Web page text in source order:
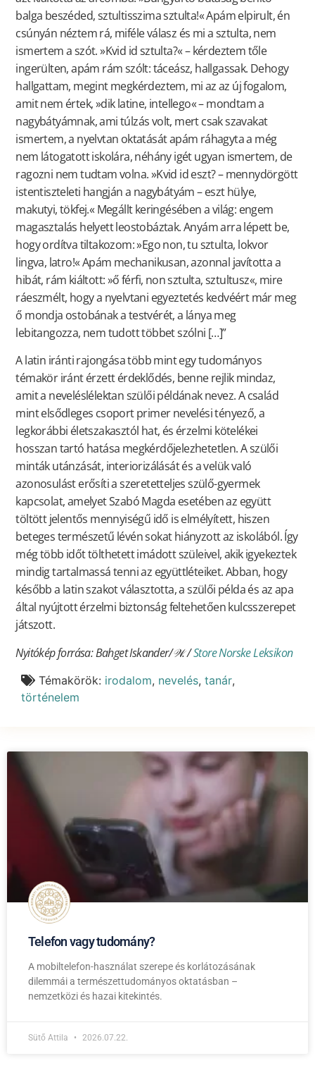
Telefon vagy tudomány?
A mobiltelefon-használat szerepe és korlátozásának
dilemmái a természettudományos oktatásban –
nemzetközi és hazai kitekintés.
Sütő Attila 2026.07.22.
balga beszéded, sztultisszima sztulta!« Apám elpirult, én
csúnyán néztem rá, miféle válasz és mi a sztulta, nem
ismertem a szót. »Kvid id sztulta?« – kérdeztem tőle
ingerülten, apám rám szólt: táceász, hallgassak. Dehogy
hallgattam, megint megkérdeztem, mi az az új fogalom,
amit nem értek, »dik latine, intellego« – mondtam a
nagybátyámnak, ami túlzás volt, mert csak szavakat
ismertem, a nyelvtan oktatását apám ráhagyta a még
nem látogatott iskolára, néhány igét ugyan ismertem, de
ragozni nem tudtam volna. »Kvid id eszt? – mennydörgött
istentiszteleti hangján a nagybátyám – eszt hülye,
makutyi, tökfej.« Megállt keringésében a világ: engem
magasztalás helyett leostobáztak. Anyám arra lépett be,
hogy ordítva tiltakozom: »Ego non, tu sztulta, lokvor
lingva, latro!« Apám mechanikusan, azonnal javította a
hibát, rám kiáltott: »ő férfi, non sztulta, sztultusz«, mire
ráeszmélt, hogy a nyelvtani egyeztetés kedvéért már meg
ő mondja ostobának a testvérét, a lánya meg
lebitangozza, nem tudott többet szólni […]”
A latin iránti rajongása több mint egy tudományos
témakör iránt érzett érdeklődés, benne rejlik mindaz,
amit a neveléslélektan szülői példának nevez. A család
mint elsődleges csoport primer nevelési tényező, a
legkorábbi életszakasztól hat, és érzelmi kötelékei
hosszan tartó hatása megkérdőjelezhetetlen. A szülői
minták utánzását, interiorizálását és a velük való
azonosulást erősíti a szeretetteljes szülő-gyermek
kapcsolat, amelyet Szabó Magda esetében az együtt
töltött jelentős mennyiségű idő is elmélyített, hiszen
beteges természetű lévén sokat hiányzott az iskolából. Így
még több időt tölthetett imádott szüleivel, akik igyekeztek
mindig tartalmassá tenni az együttléteiket. Abban, hogy
később a latin szakot választotta, a szülői példa és az apa
által nyújtott érzelmi biztonság feltehetően kulcsszerepet
játszott.
Nyitókép forrása: Bahget Iskander/𝒲. /Store Norske Leksikon
Témakörök: irodalom, nevelés, tanár,
történelem